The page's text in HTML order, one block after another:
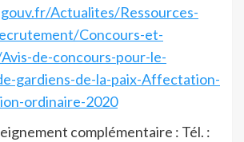
Actualites/Ressources-
Concours-et-
de-concours-pour-le-
gardiens-de-la-paix-Affectation-
ordinaire-2020
complémentaire : Tél. :